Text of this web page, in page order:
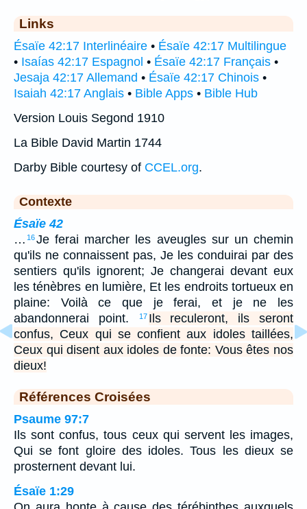
Links
Ésaïe 42:17 Interlinéaire • Ésaïe 42:17 Multilingue
• Isaías 42:17 Espagnol • Ésaïe 42:17 Français •
Jesaja 42:17 Allemand • Ésaïe 42:17 Chinois •
Isaiah 42:17 Anglais • Bible Apps • Bible Hub
Version Louis Segond 1910
La Bible David Martin 1744
Darby Bible courtesy of CCEL.org.
Contexte
Ésaïe 42
… 16Je ferai marcher les aveugles sur un chemin
qu'ils ne connaissent pas, Je les conduirai par des
sentiers qu'ils ignorent; Je changerai devant eux
les ténèbres en lumière, Et les endroits tortueux en
plaine: Voilà ce que je ferai, et je ne les
abandonnerai point.
17 Ils reculeront, ils seront
confus, Ceux qui se confient aux idoles taillées,
Ceux qui disent aux idoles de fonte: Vous êtes nos
dieux!
Références Croisées
Psaume 97:7
Ils sont confus, tous ceux qui servent les images,
Qui se font gloire des idoles. Tous les dieux se
prosternent devant lui.
Ésaïe 1:29